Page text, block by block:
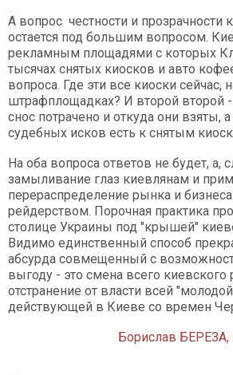
А вопрос честности и прозрачности
остается под большим вопросом.
рекламным площадями с которых
тысячах снятых киосков и авто
вопроса. Где эти все киоски сейчас,
штрафплощадках? И второй второй
снос потрачено и откуда они взяты,
судебных исков есть к снятым
На оба вопроса ответов не будет, а,
замыливание глаз киевлянам и
перераспределение рынка и
рейдерством. Порочная практика
столице Украины под "крышей"
Видимо единственный способ
абсурда совмещенный с
выгоду - это смена всего киевского
отстранение от власти всей
действующей в Киеве со времен
Борислав БЕРЕЗА,